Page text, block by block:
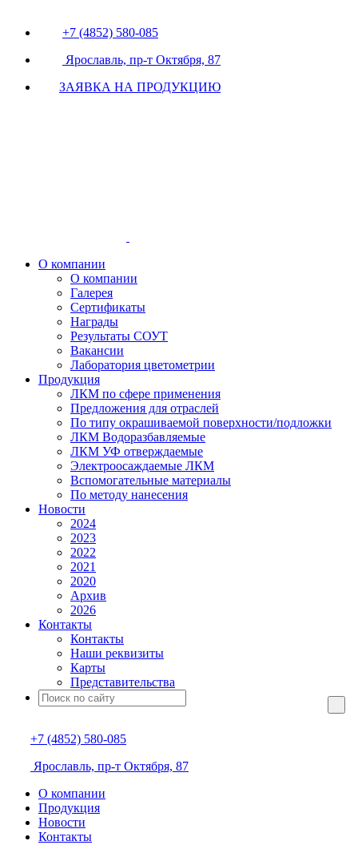
+7 (4852) 580-085
Ярославль, пр-т Октября, 87
ЗАЯВКА НА ПРОДУКЦИЮ
О компании
О компании
Галерея
Сертификаты
Награды
Результаты СОУТ
Вакансии
Лаборатория цветометрии
Продукция
ЛКМ по сфере применения
Предложения для отраслей
По типу окрашиваемой поверхности/подложки
ЛКМ Водоразбавляемые
ЛКМ УФ отверждаемые
Электроосаждаемые ЛКМ
Вспомогательные материалы
По методу нанесения
Новости
2024
2023
2022
2021
2020
Архив
2026
Контакты
Контакты
Наши реквизиты
Карты
Представительства
+7 (4852) 580-085
Ярославль, пр-т Октября, 87
О компании
Продукция
Новости
Контакты